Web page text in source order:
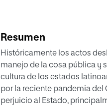
Resumen
Históricamente los actos
manejo de la cosa pública y
cultura de los estados
por la reciente pandemia del
perjuicio al Estado,